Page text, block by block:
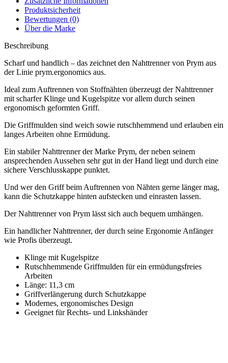
Produktsicherheit
Bewertungen (0)
Über die Marke
Beschreibung
Scharf und handlich – das zeichnet den Nahttrenner von Prym aus
der Linie prym.ergonomics aus.
Ideal zum Auftrennen von Stoffnähten überzeugt der Nahttrenner
mit scharfer Klinge und Kugelspitze vor allem durch seinen
ergonomisch geformten Griff.
Die Griffmulden sind weich sowie rutschhemmend und erlauben ein
langes Arbeiten ohne Ermüdung.
Ein stabiler Nahttrenner der Marke Prym, der neben seinem
ansprechenden Aussehen sehr gut in der Hand liegt und durch eine
sichere Verschlusskappe punktet.
Und wer den Griff beim Auftrennen von Nähten gerne länger mag,
kann die Schutzkappe hinten aufstecken und einrasten lassen.
Der Nahttrenner von Prym lässt sich auch bequem umhängen.
Ein handlicher Nahttrenner, der durch seine Ergonomie Anfänger
wie Profis überzeugt.
Klinge mit Kugelspitze
Rutschhemmende Griffmulden für ein ermüdungsfreies
Arbeiten
Länge: 11,3 cm
Griffverlängerung durch Schutzkappe
Modernes, ergonomisches Design
Geeignet für Rechts- und Linkshänder